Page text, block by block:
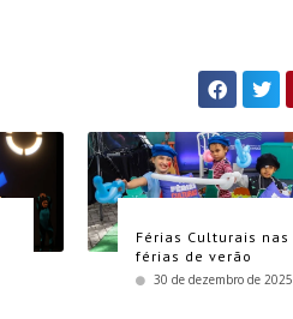
Férias Culturais nas
férias de verão
30 de dezembro de 2025